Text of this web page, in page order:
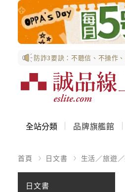
防詐3要訣：不聽信、不操作
全站分類 品牌旗艦館
首頁 日文書 生活／旅遊
日文書